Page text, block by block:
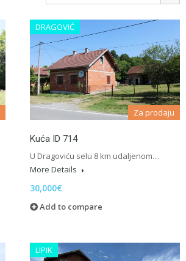
DRAGOVIĆ
Za prodaju
Kuća ID 714
U Dragoviću selu 8 km udaljenom…
More Details
30,000€
Add to compare
LIPIK